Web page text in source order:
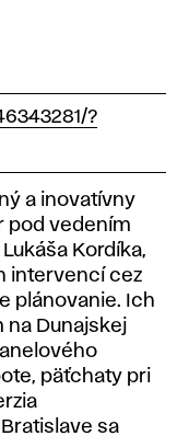
?
a inovatívny
pod vedením
Kordíka,
intervencí cez
plánovanie. Ich
na Dunajskej
päťchaty pri
sa